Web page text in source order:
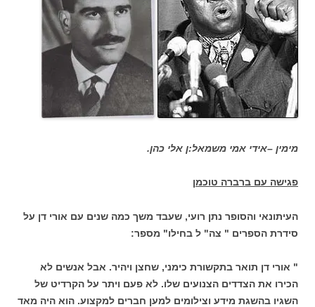
מימין –אידי אמי משמאל:ן אלי כהן.
פגישה עם ברברה טוכמן
העיתונאי והסופר נתן רועי, שעבד משך כמה שנים עם אורי דן על
סידרת הספרים " צה" ל בחילו" מספר:
" אורי דן תואר בתקשורת כימני, שחצן ויהיר. אבל אנשים לא
הכירו את הצדדים הצנועים שלו. לא פעם ויתר על הקרדיט של
השגיו בהשגת מידע וצילומים למען חברים למקצוע. הוא היה מאד